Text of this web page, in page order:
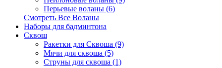
Перьевые воланы (6)
Смотреть Все Воланы
Наборы для бадминтона
Сквош
Ракетки для Сквоша (9)
Мячи для сквоша (5)
Cтруны для сквоша (1)